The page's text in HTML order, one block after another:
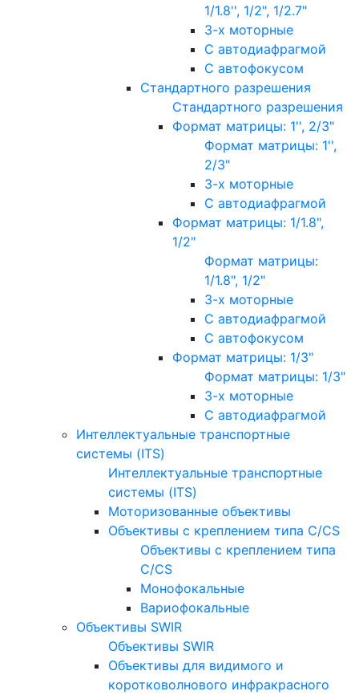
1/1.8'', 1/2", 1/2.7"
3-х моторные
С автодиафрагмой
С автофокусом
Стандартного разрешения
Стандартного разрешения
Формат матрицы: 1'', 2/3"
Формат матрицы: 1'',
2/3"
3-х моторные
С автодиафрагмой
Формат матрицы: 1/1.8",
1/2"
Формат матрицы:
1/1.8", 1/2"
3-х моторные
С автодиафрагмой
С автофокусом
Формат матрицы: 1/3"
Формат матрицы: 1/3"
3-х моторные
С автодиафрагмой
Интеллектуальные транспортные
системы (ITS)
Интеллектуальные транспортные
системы (ITS)
Моторизованные объективы
Объективы с креплением типа C/CS
Объективы с креплением типа
C/CS
Монофокальные
Вариофокальные
Объективы SWIR
Объективы SWIR
Объективы для видимого и
коротковолнового инфракрасного